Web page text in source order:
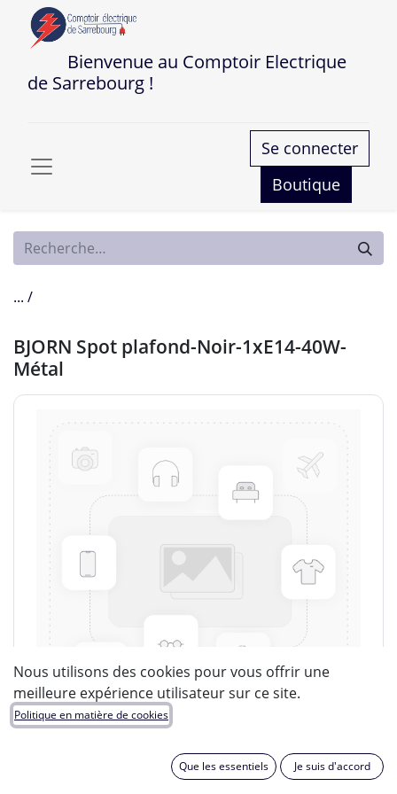
Bienvenue au Comptoir Electrique
de Sarrebourg !
Se connecter
Boutique
... /
BJORN Spot plafond-Noir-1xE14-40W-
Métal
Nous utilisons des cookies pour vous offrir une
meilleure expérience utilisateur sur ce site.
Politique en matière de cookies
Que les essentiels Je suis d'accord